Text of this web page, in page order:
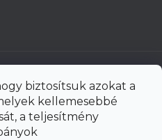
biztosítsuk azokat a
kellemesebbé
a teljesítmény